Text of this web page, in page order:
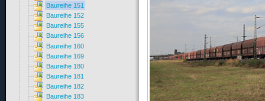
Baureihe 151
Baureihe 152
Baureihe 155
Baureihe 156
Baureihe 160
Baureihe 169
Baureihe 180
Baureihe 181
Baureihe 182
Baureihe 183